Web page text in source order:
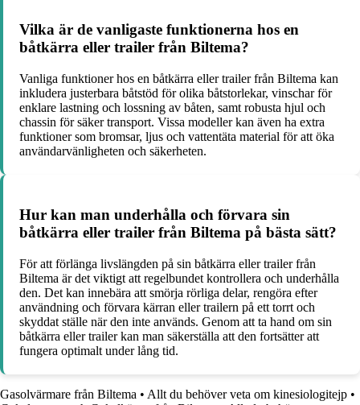
Vilka är de vanligaste funktionerna hos en
båtkärra eller trailer från Biltema?
Vanliga funktioner hos en båtkärra eller trailer från Biltema kan
inkludera justerbara båtstöd för olika båtstorlekar, vinschar för
enklare lastning och lossning av båten, samt robusta hjul och
chassin för säker transport. Vissa modeller kan även ha extra
funktioner som bromsar, ljus och vattentäta material för att öka
användarvänligheten och säkerheten.
Hur kan man underhålla och förvara sin
båtkärra eller trailer från Biltema på bästa sätt?
För att förlänga livslängden på sin båtkärra eller trailer från
Biltema är det viktigt att regelbundet kontrollera och underhålla
den. Det kan innebära att smörja rörliga delar, rengöra efter
användning och förvara kärran eller trailern på ett torrt och
skyddat ställe när den inte används. Genom att ta hand om sin
båtkärra eller trailer kan man säkerställa att den fortsätter att
fungera optimalt under lång tid.
Gasolvärmare från Biltema • Allt du behöver veta om kinesiologitejp •